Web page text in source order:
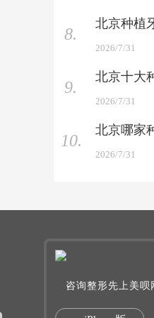
8.
2026/7/31
9.
2026/7/31
10.
2026/7/31
咨询整形先上美呗